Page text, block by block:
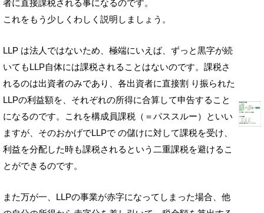
者に直接課税される事になるのです。
これをもう少しくわしく説明しましょう。
LLP は法人ではないため、極端にいえば、ずっと黒字が続
いてもLLP自体には課税されることはないのです。課税さ
れるのは出資者のみであり、各出資者に直接割 り振られた
LLPの利益額を、それぞれの所得に合算して申告すること
になるのです。これを構成員課税（＝パススルー）といい
ますが、そのおかげでLLPで の儲けに対して課税を受け、
利益を分配した時も課税されるという二重課税を避けるこ
とができるのです。
また万が一、LLPの事業が赤字になってしまった場合、他